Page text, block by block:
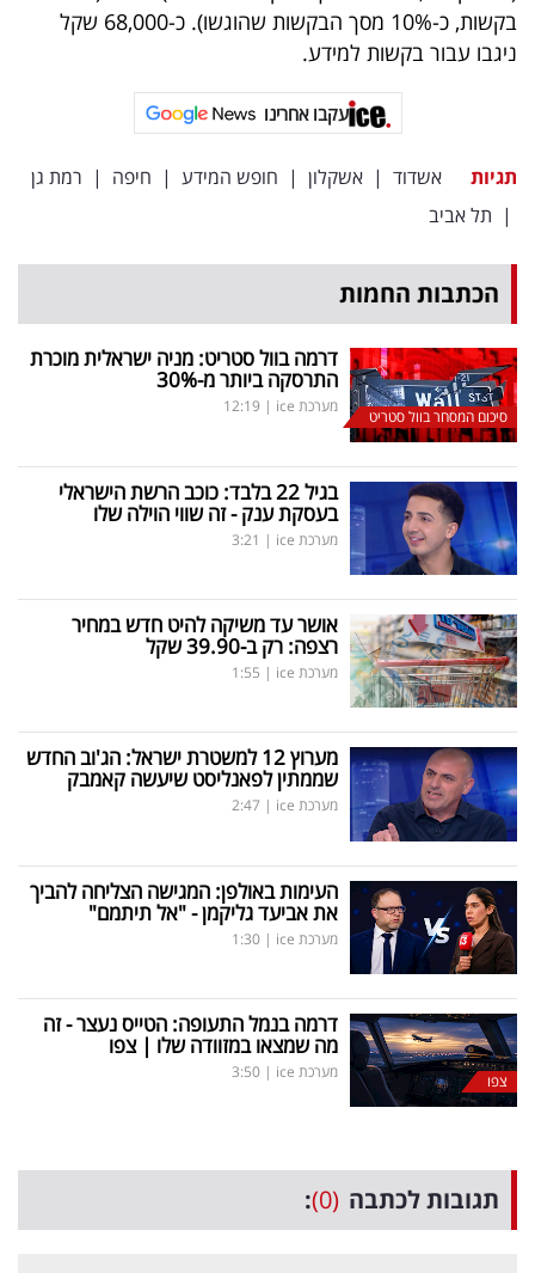
בקשות, כ-10% מסך הבקשות שהוגשו). כ-68,000 שקל
ניגבו עבור בקשות למידע.
עקבו אחרינו
תגיות אשדוד | אשקלון | חופש המידע | חיפה | רמת גן
| תל אביב
הכתבות החמות
סיכום המסחר בוול סטריט
דרמה בוול סטריט: מניה ישראלית מוכרת
התרסקה ביותר מ-30%
מערכת ice |
12:19
בגיל 22 בלבד: כוכב הרשת הישראלי
בעסקת ענק - זה שווי הוילה שלו
מערכת ice |
3:21
אושר עד משיקה להיט חדש במחיר
רצפה: רק ב-39.90 שקל
מערכת ice |
1:55
מערוץ 12 למשטרת ישראל: הג'וב החדש
שממתין לפאנליסט שיעשה קאמבק
מערכת ice |
2:47
העימות באולפן: המגישה הצליחה להביך
את אביעד גליקמן - "אל תיתמם"
מערכת ice |
1:30
צפו
דרמה בנמל התעופה: הטייס נעצר - זה
מה שמצאו במזוודה שלו | צפו
מערכת ice |
3:50
תגובות לכתבה (0)
: